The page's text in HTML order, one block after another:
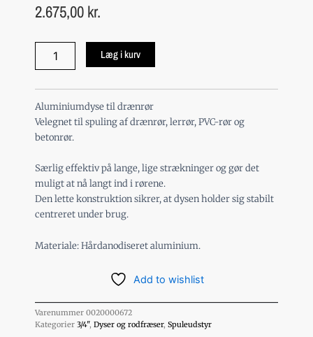
2.675,00kr.
3/4"
antal
Læg i kurv
Aluminiumdyse til drænrør
Velegnet til spuling af drænrør, lerrør, PVC-rør og
betonrør.
Særlig effektiv på lange, lige strækninger og gør det
muligt at nå langt ind i rørene.
Den lette konstruktion sikrer, at dysen holder sig stabilt
centreret under brug.
Materiale: Hårdanodiseret aluminium.
Add to wishlist
Varenummer 0020000672
Kategorier 3/4", Dyser og rodfræser, Spuleudstyr